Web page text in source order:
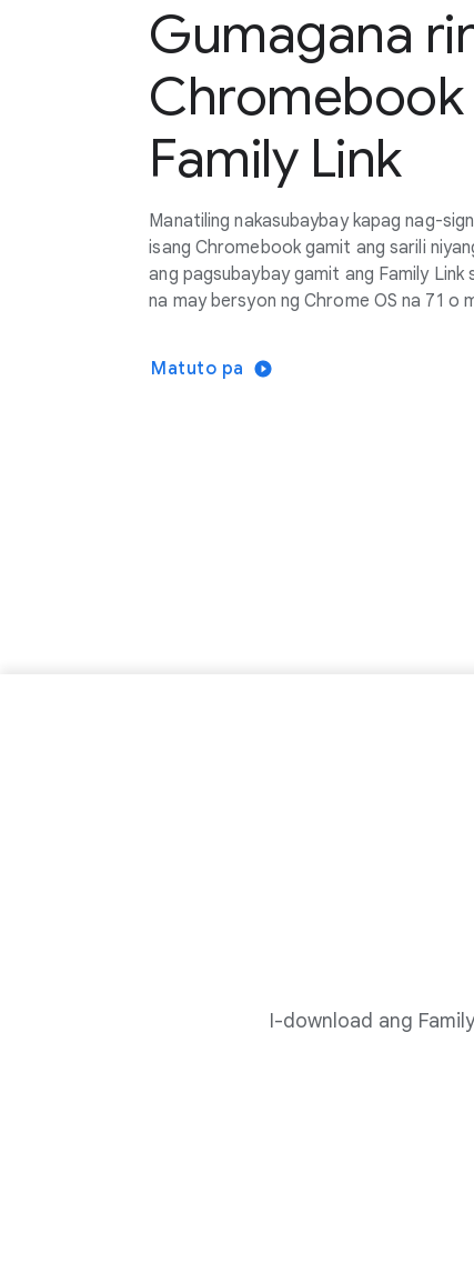
Gumagana
Chromebook
Family Link
Manatiling nakasubaybay kapag nag-
isang Chromebook gamit ang sarili
ang pagsubaybay gamit ang Family
na may bersyon ng Chrome OS na 71 o
Matuto pa
I-download ang